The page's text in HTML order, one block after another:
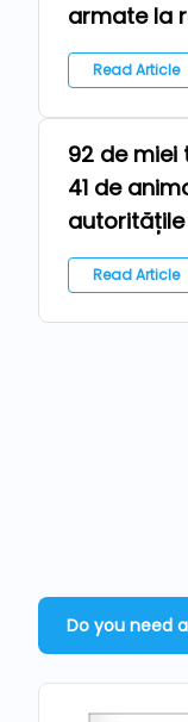
armate la
Read Article
Farm
92 de miei
41 de
risc
Read Article
Do you need